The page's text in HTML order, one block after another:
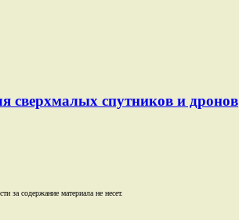
сверхмалых спутников и дронов
за содержание материала не несет.